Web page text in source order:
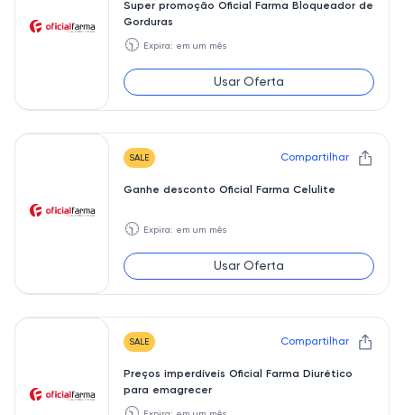
Super promoção Oficial Farma Bloqueador de
Gorduras
🕥 Expira: em um mês
Usar Oferta
SALE Compartilhar
Ganhe desconto Oficial Farma Celulite
🕥 Expira: em um mês
Usar Oferta
SALE Compartilhar
Preços imperdíveis Oficial Farma Diurético
para emagrecer